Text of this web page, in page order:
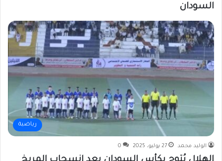
السودان
رياضية
الوليد محمد 27 يوليو، 2025 0